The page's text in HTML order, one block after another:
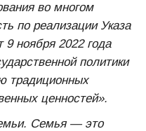
во многом
по реализации Указа
ноября 2022 года
политики
традиционных
ценностей».
Семья — это